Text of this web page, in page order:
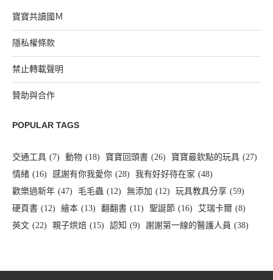
寶寶共讀國Ｍ
隱私權條款
禁止轉載聲明
贊助與合作
POPULAR TAGS
交通工具 (7) 動物 (18) 寶寶回頭書 (26) 寶寶最欽點的玩具 (27)
情緒 (16) 感謝有你我愛你 (28) 我有好好待在家 (48)
歡樂過新年 (47) 毛毛蟲 (12) 無添加 (12) 玩具教具分享 (59)
硬頁書 (12) 繪本 (13) 翻翻書 (11) 聖誕節 (16) 艾瑞卡爾 (8)
英文 (22) 親子烘焙 (15) 認知 (9) 謝謝第一線的醫護人員 (38)